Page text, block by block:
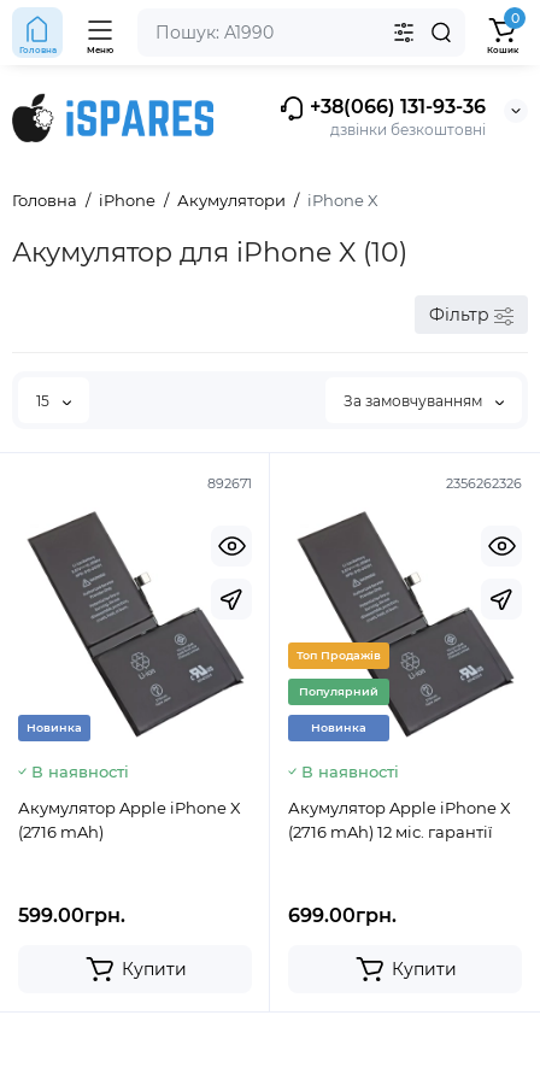
+38(066) 131-93-36
дзвінки безкоштовні
Головна Меню
0
Кошик
Головна iPhone Акумулятори iPhone X
Акумулятор для iPhone X (10)
Фільтр
15 За замовчуванням
892671
Новинка
В наявності
Акумулятор Apple iPhone X
(2716 mAh)
599.00грн.
Купити
2356262326
Топ Продажів
Популярний
Новинка
В наявності
Акумулятор Apple iPhone X
(2716 mAh) 12 міс. гарантії
699.00грн.
Купити